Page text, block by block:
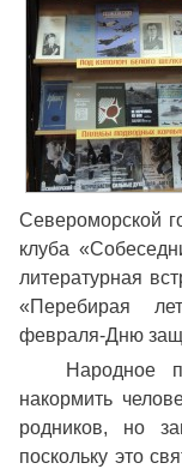
Североморской
клуба
литературная
«Перебирая
февраля-Дню
Народное
накормить
родников, но
поскольку это